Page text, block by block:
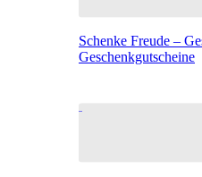
Schenke Freude –
Geschenkgutscheine